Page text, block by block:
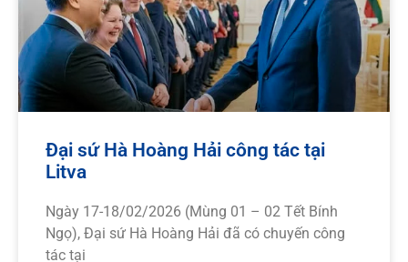
Đại sứ Hà Hoàng Hải công tác tại
Litva
Ngày 17-18/02/2026 (Mùng 01 – 02 Tết Bính
Ngọ), Đại sứ Hà Hoàng Hải đã có chuyến công
tác tại